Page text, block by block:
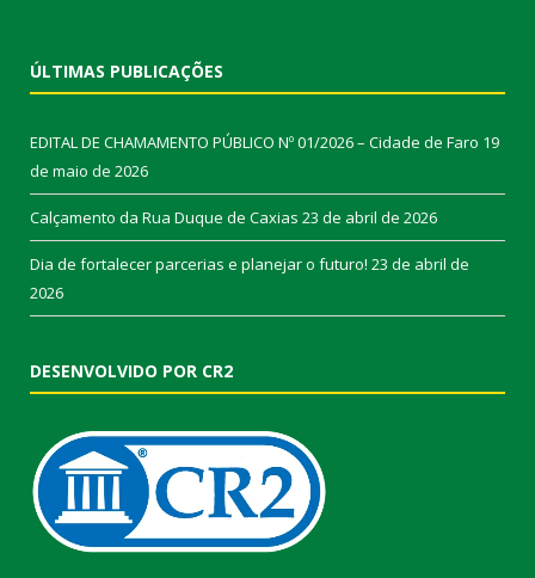
ÚLTIMAS PUBLICAÇÕES
EDITAL DE CHAMAMENTO PÚBLICO Nº 01/2026 – Cidade de Faro 19
de maio de 2026
Calçamento da Rua Duque de Caxias 23 de abril de 2026
Dia de fortalecer parcerias e planejar o futuro! 23 de abril de
2026
DESENVOLVIDO POR CR2